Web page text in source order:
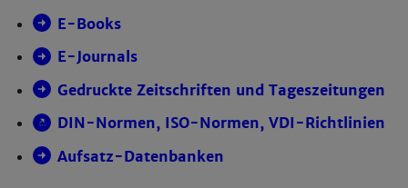
E-Books
E-Journals
Gedruckte Zeitschriften und Tageszeitungen
DIN-Normen, ISO-Normen, VDI-Richtlinien
Aufsatz-Datenbanken